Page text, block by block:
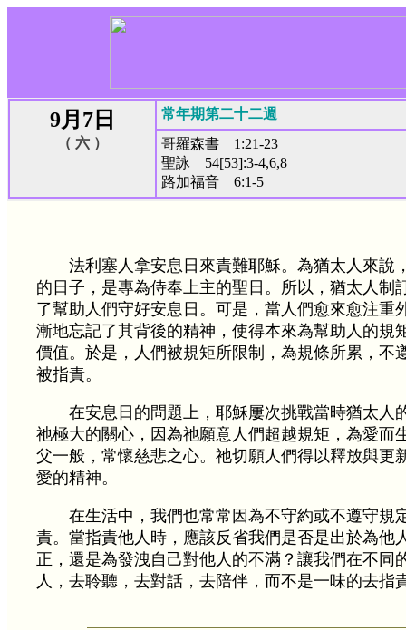
9月7日
（ 六 ）
常年期第二十二週
哥羅森書 1:21-23
聖詠 54[53]:3-4,6,8
路加福音 6:1-5
法利塞人拿安息日來責難耶穌。為猶太人來說
的日子，是專為侍奉上主的聖日。所以，猶太人制
了幫助人們守好安息日。可是，當人們愈來愈注重
漸地忘記了其背後的精神，使得本來為幫助人的規
價值。於是，人們被規矩所限制，為規條所累，不
被指責。
在安息日的問題上，耶穌屢次挑戰當時猶太人
祂極大的關心，因為祂願意人們超越規矩，為愛而
父一般，常懷慈悲之心。祂切願人們得以釋放與更
愛的精神。
在生活中，我們也常常因為不守約或不遵守規
責。當指責他人時，應該反省我們是否是出於為他
正，還是為發洩自己對他人的不滿？讓我們在不同
人，去聆聽，去對話，去陪伴，而不是一味的去指